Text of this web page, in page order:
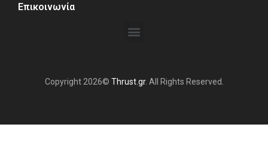
Επικοινωνία
Copyright 2026© Thrust.gr. All Rights Reserved.